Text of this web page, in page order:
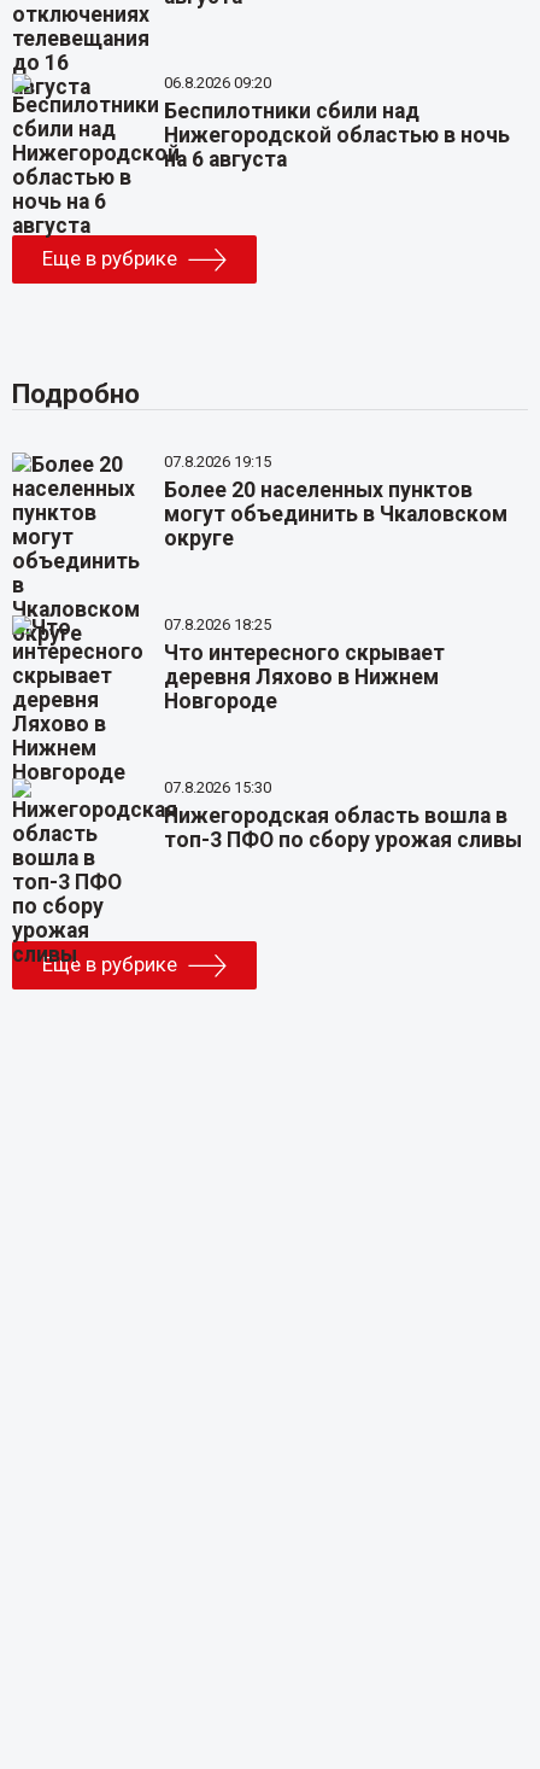
06.8.2026 09:20
Беспилотники сбили над
Нижегородской областью в ночь
на 6 августа
Еще в рубрике
Подробно
07.8.2026 19:15
Более 20 населенных пунктов
могут объединить в Чкаловском
округе
07.8.2026 18:25
Что интересного скрывает
деревня Ляхово в Нижнем
Новгороде
07.8.2026 15:30
Нижегородская область вошла в
топ-3 ПФО по сбору урожая сливы
Еще в рубрике